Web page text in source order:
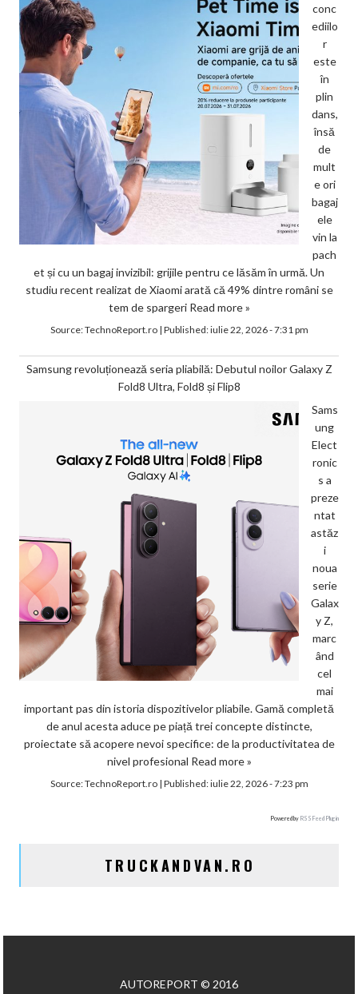
conc
ediilo
r
este
în
plin
dans,
însă
de
mult
e ori
bagaj
ele
vin la
pach
et și cu un bagaj invizibil: grijile pentru ce lăsăm în urmă. Un
studiu recent realizat de Xiaomi arată că 49% dintre români se
tem de spargeri Read more »
Source:TechnoReport.ro| Published:iulie 22, 2026 - 7:31 pm
Samsung revoluționează seria pliabilă: Debutul noilor Galaxy Z
Fold8 Ultra, Fold8 și Flip8
Sams
ung
Elect
ronic
s a
preze
ntat
astăz
i
noua
serie
Galax
y Z,
marc
ând
cel
mai
important pas din istoria dispozitivelor pliabile. Gamă completă
de anul acesta aduce pe piață trei concepte distincte,
proiectate să acopere nevoi specifice: de la productivitatea de
nivel profesional Read more »
Source:TechnoReport.ro| Published:iulie 22, 2026 - 7:23 pm
Powered by RSS Feed Plugin
TRUCKANDVAN.RO
AUTOREPORT © 2016